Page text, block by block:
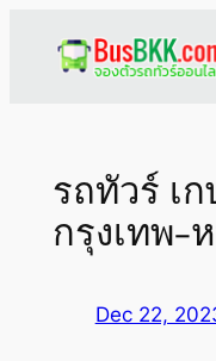
รถทัวร์ เ
กรุงเทพ-
Dec 22,